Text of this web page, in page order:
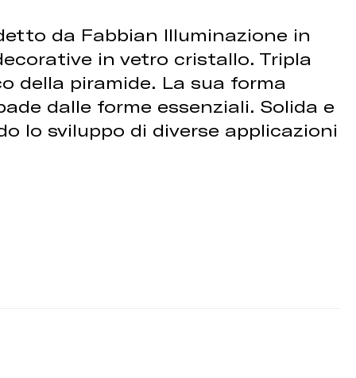
da Fabbian Illuminazione in
in vetro cristallo. Tripla
della piramide. La sua forma
dalle forme essenziali. Solida e
lo sviluppo di diverse applicazioni